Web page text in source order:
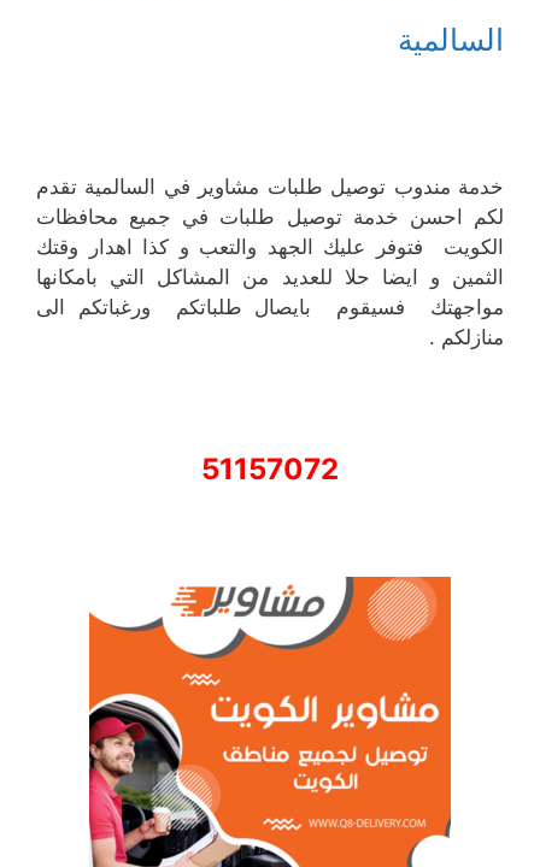
السالمية
خدمة مندوب توصيل طلبات مشاوير في السالمية تقدم
لكم احسن خدمة توصيل طلبات في جميع محافظات
الكويت فتوفر عليك الجهد والتعب و كذا اهدار وقتك
الثمين و ايضا حلا للعديد من المشاكل التي بامكانها
مواجهتك فسيقوم بايصال طلباتكم ورغباتكم الى
منازلكم .
51157072